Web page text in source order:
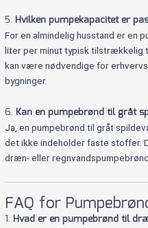
5. Hvilken pumpekapacitet er
For en almindelig husstand er en
liter per minut typisk tilstrækkelig
kan være nødvendige for
bygninger.
6. Kan en pumpebrønd til gråt
Ja, en pumpebrønd til gråt
det ikke indeholder faste stoffer.
dræn- eller
FAQ for
1. Hvad er en pumpebrønd til